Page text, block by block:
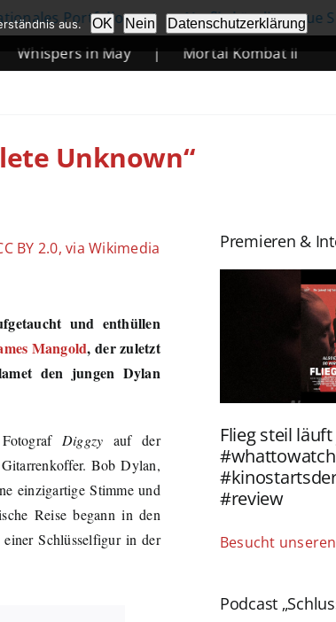
|
Netflix kündigt neue Serien,
in May |
Mortal Kombat II
Unknown“
BY 2.0, via Wikimedia
und enthüllen
Mangold, der zuletzt
den jungen Dylan
Diggzy auf der
Bob Dylan,
einzigartige Stimme und
Reise begann in den
Schlüsselfigur in der
Premieren &
Flieg steil
#whattowatch
#review
Besucht
Podcast
aus. OK Nein Datenschutzerklärung